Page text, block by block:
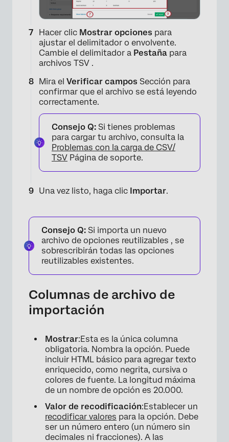
×
×
×
×
Hacer clic Mostrar opciones para
ajustar el delimitador o envolvente.
Cambie el delimitador a Pestaña para
archivos TSV .
Mira el Verificar campos Sección para
confirmar que el archivo se está leyendo
correctamente.
Consejo Q: Si tienes problemas
para cargar tu archivo, consulta la
Problemas con la carga de CSV/
TSV Página de soporte.
Una vez listo, haga clic Importar.
Consejo Q: Si importa un nuevo
archivo de opciones reutilizables , se
sobrescribirán todas las opciones
reutilizables existentes.
Columnas de archivo de
importación
Mostrar:Esta es la única columna
obligatoria. Nombra la opción. Puede
incluir HTML básico para agregar texto
enriquecido, como negrita, cursiva o
colores de fuente. La longitud máxima
de un nombre de opción es 20.000.
Valor de recodificación:Establecer un
recodificar valores para la opción. Debe
ser un número entero (un número sin
decimales ni fracciones). A las